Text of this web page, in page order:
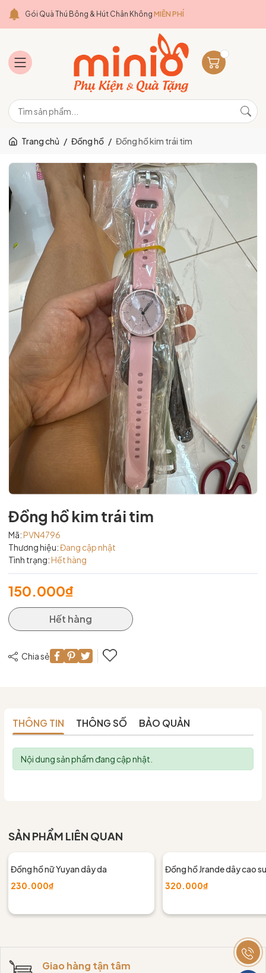
Gói Quà Thú Bông & Hút Chân Không MIỄN PHÍ
Trang chủ / Đồng hồ / Đồng hồ kim trái tim
Đồng hồ kim trái tim
Mã:PVN4796
Thương hiệu:Đang cập nhật
Tình trạng:Hết hàng
150.000₫
Hết hàng
Chia sẻ
THÔNG TIN THÔNG SỐ BẢO QUẢN
Nội dung sản phẩm đang cập nhật.
SẢN PHẨM LIÊN QUAN
Đồng hồ nữ Yuyan dây da
230.000₫
Đồng hồ Jrande dây cao
320.000₫
Giao hàng tận tâm